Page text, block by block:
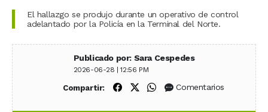
El hallazgo se produjo durante un operativo de control
adelantado por la Policía en la Terminal del Norte.
Publicado por: Sara Cespedes
2026-06-28 | 12:56 PM
Compartir: Compartir en Facebook
Compartir en X (Twitter)
Compartir en WhatsApp
Comentarios